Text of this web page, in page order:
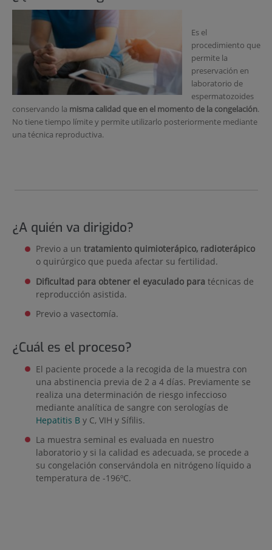
Es el
procedimiento que
permite la
preservación en
laboratorio de
espermatozoides
conservando la misma calidad que en el momento de la congelación.
No tiene tiempo límite y permite utilizarlo posteriormente mediante
una técnica reproductiva.
¿A quién va dirigido?
Previo a un tratamiento quimioterápico, radioterápico
o quirúrgico que pueda afectar su fertilidad.
Dificultad para obtener el eyaculado para técnicas de
reproducción asistida.
Previo a vasectomía.
¿Cuál es el proceso?
El paciente procede a la recogida de la muestra con
una abstinencia previa de 2 a 4 días. Previamente se
realiza una determinación de riesgo infeccioso
mediante analítica de sangre con serologías de
Hepatitis By C, VIH y Sífilis.
La muestra seminal es evaluada en nuestro
laboratorio y si la calidad es adecuada, se procede a
su congelación conservándola en nitrógeno líquido a
temperatura de -196ºC.